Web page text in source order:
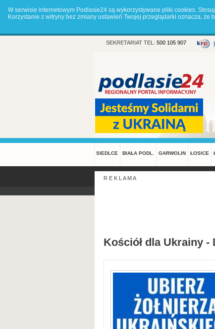
W serwisie internetowym Podlasie24 są wykorzystywane pliki cookies.
Korzystanie z witryny bez zmiany ustawień Twojej przeglądarki oznacza,
SEKRETARIAT TEL: 500 105 907
SIEDLCE BIAŁA PODL. GARWOLIN ŁOSICE
R E K L A M A
Kościół dla Ukrainy -